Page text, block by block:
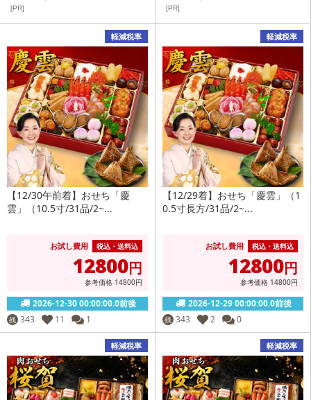
[PR] [PR]
軽減税率
【12/30午前着】おせち「慶
雲」（10.5寸/31品/2~...
お試し費用 税込・送料込
12800円
参考価格 14800円
2026-12-30 00:00:00.0前後
残 343 11 1
軽減税率
【12/29着】おせち「慶雲」（1
0.5寸長方/31品/2~...
お試し費用 税込・送料込
12800円
参考価格 14800円
2026-12-29 00:00:00.0前後
残 343 2 0
軽減税率 軽減税率